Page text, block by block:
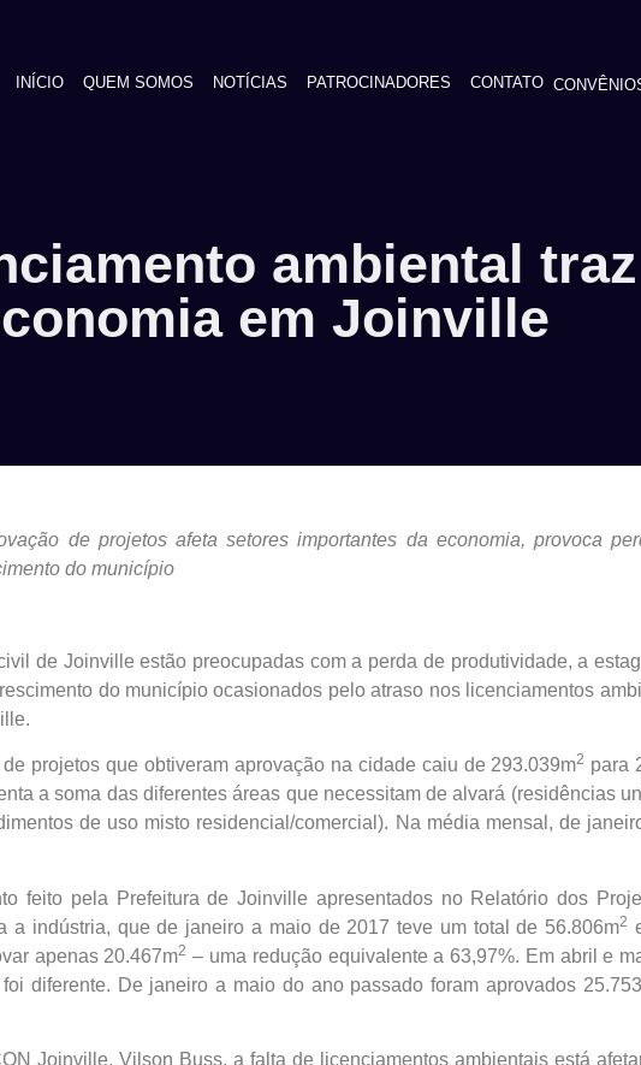
INÍCIO QUEM SOMOS NOTÍCIAS PATROCINADORES CONTATO
ambiental
em Joinville
de projetos afeta setores importantes da economia, provoca
do município
de Joinville estão preocupadas com a perda de produtividade, a
do município ocasionados pelo atraso nos licenciamentos
projetos que obtiveram aprovação na cidade caiu de 293.039m2 para
a soma das diferentes áreas que necessitam de alvará (residências
de uso misto residencial/comercial). Na média mensal, de
feito pela Prefeitura de Joinville apresentados no Relatório dos
a indústria, que de janeiro a maio de 2017 teve um total de 56.806m2
apenas 20.467m2 – uma redução equivalente a 63,97%. Em abril e
diferente. De janeiro a maio do ano passado foram aprovados
Joinville, Vilson Buss, a falta de licenciamentos ambientais está